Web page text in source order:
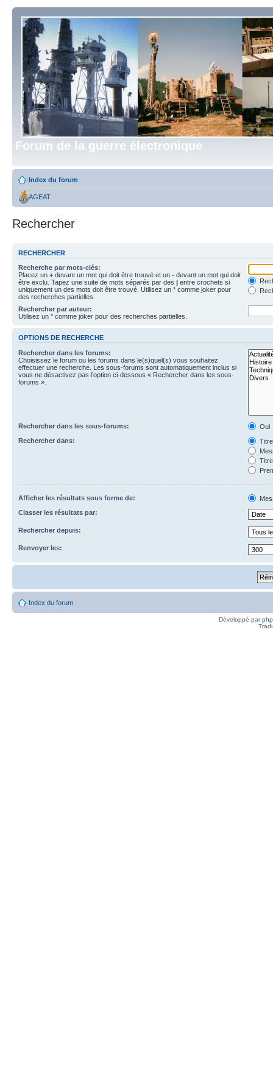
Forum de la guerre électronique
Index du forum
AGEAT
Rechercher
RECHERCHER
Recherche par mots-clés:
Placez un + devant un mot qui doit être trouvé et un - devant un mot qui doit
être exclu. Tapez une suite de mots séparés par des | entre crochets si
uniquement un des mots doit être trouvé. Utilisez un * comme joker pour
des recherches partielles.
Rechercher par auteur:
Utilisez un * comme joker pour des recherches partielles.
OPTIONS DE RECHERCHE
Rechercher dans les forums:
Choisissez le forum ou les forums dans le(s)quel(s) vous souhaitez
effectuer une recherche. Les sous-forums sont automatiquement inclus si
vous ne désactivez pas l’option ci-dessous « Rechercher dans les sous-
forums ».
Rechercher dans les sous-forums:
Oui
Rechercher dans:
Afficher les résultats sous forme de:
Classer les résultats par:
Rechercher depuis:
Renvoyer les:
Index du forum
Développé par